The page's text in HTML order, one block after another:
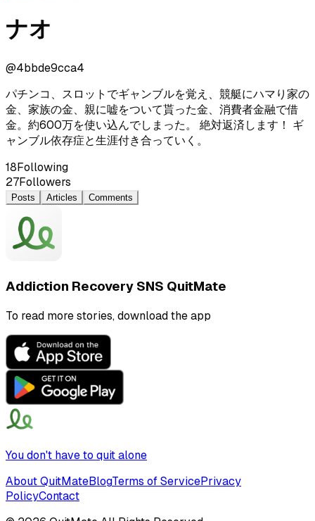
ナオ
@4bbde9cca4
パチンコ、スロットでギャンブルを覚え、競艇にハマり家の
金、家族の金、親に嘘をついて貰った金、消費者金融で借
金。約600万を使い込んでしまった。 絶対返済します！ ギ
ャンブル依存症と生涯付き合っていく。
18Following
27Followers
Posts Articles Comments
Addiction Recovery SNS QuitMate
To read more stories, download the app
You don't have to quit alone
About QuitMateBlogTerms of ServicePrivacy
PolicyContact